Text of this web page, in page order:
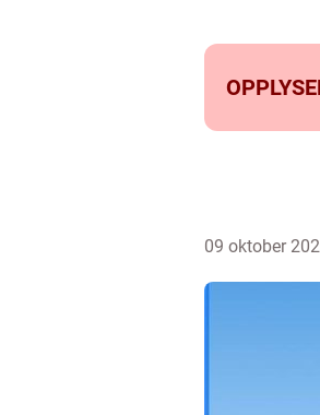
09 oktober